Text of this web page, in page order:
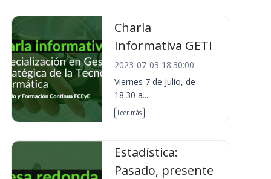
Charla
Informativa GETI
2023-07-03 18:30:00
Viernes 7 de Julio, de
18.30 a...
Leer más
Estadística:
Pasado, presente